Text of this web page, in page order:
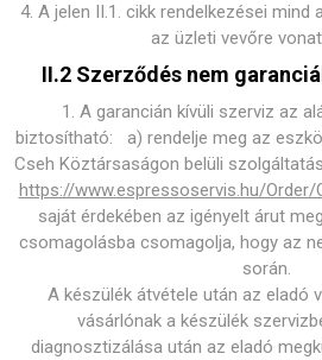
4. A jelen II.1. cikk rendelkezései
az üzleti vevőre
II.2 Szerződés nem
1. A garancián kívüli szerviz az
biztosítható: a) rendelje meg az
Cseh Köztársaságon belüli
https://www.espressoservis.hu/Order/
saját érdekében az igényelt árut
csomagolásba csomagolja, hogy az
során.
A készülék átvétele után az eladó
vásárlónak a készülék
diagnosztizálása után az eladó